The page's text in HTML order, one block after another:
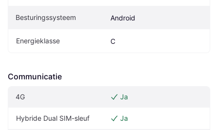
Besturingssysteem Android
Energieklasse C
Communicatie
4G Ja
Hybride Dual SIM-sleuf Ja